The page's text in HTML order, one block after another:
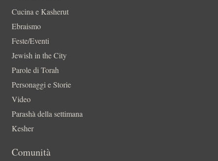
Cucina e Kasherut
Ebraismo
Feste/Eventi
Jewish in the City
Parole di Torah
Personaggi e Storie
Video
Parashà della settimana
Kesher
Comunità